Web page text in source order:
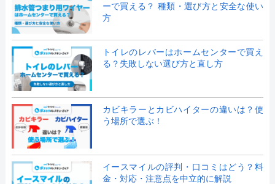
ーで買える？ 種類・選び方と安全な使い
方
トイレのレバーはホームセンターで買え
る？失敗しない選び方と直し方
カビキラーとカビハイターの違いは？使
う場所で選ぶ！
イースマイルの評判・口コミはどう？料
金・対応・注意点を中立的に解説